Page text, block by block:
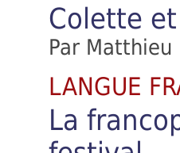
Colette
Par Matthieu
LANGUE
La